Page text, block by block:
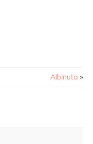
Albinuta »